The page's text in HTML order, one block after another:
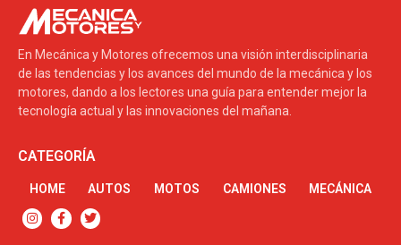
En Mecánica y Motores ofrecemos una visión interdisciplinaria
de las tendencias y los avances del mundo de la mecánica y los
motores, dando a los lectores una guía para entender mejor la
tecnología actual y las innovaciones del mañana.
CATEGORÍA
HOME AUTOS MOTOS CAMIONES MECÁNICA